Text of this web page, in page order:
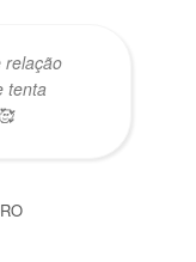
relação
tenta